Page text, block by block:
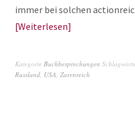
immer bei solchen
Weiterlesen
Kategorie Buchbesprechungen
Russland, USA, Zarenreich